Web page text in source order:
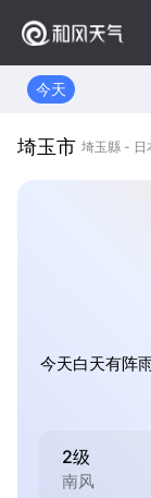
今天
埼玉市 埼玉縣 - 日
今天白天有阵
2级
南风